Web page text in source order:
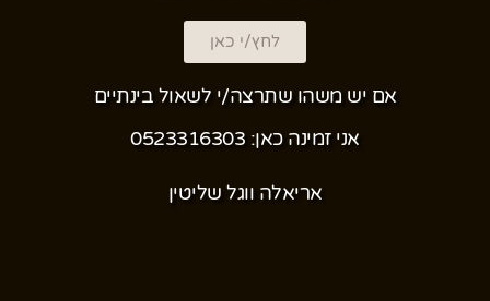
לחץ/י כאן
אם יש משהו שתרצה/י לשאול בינתיים
אני זמינה כאן: 0523316303
אריאלה ווגל שליטין